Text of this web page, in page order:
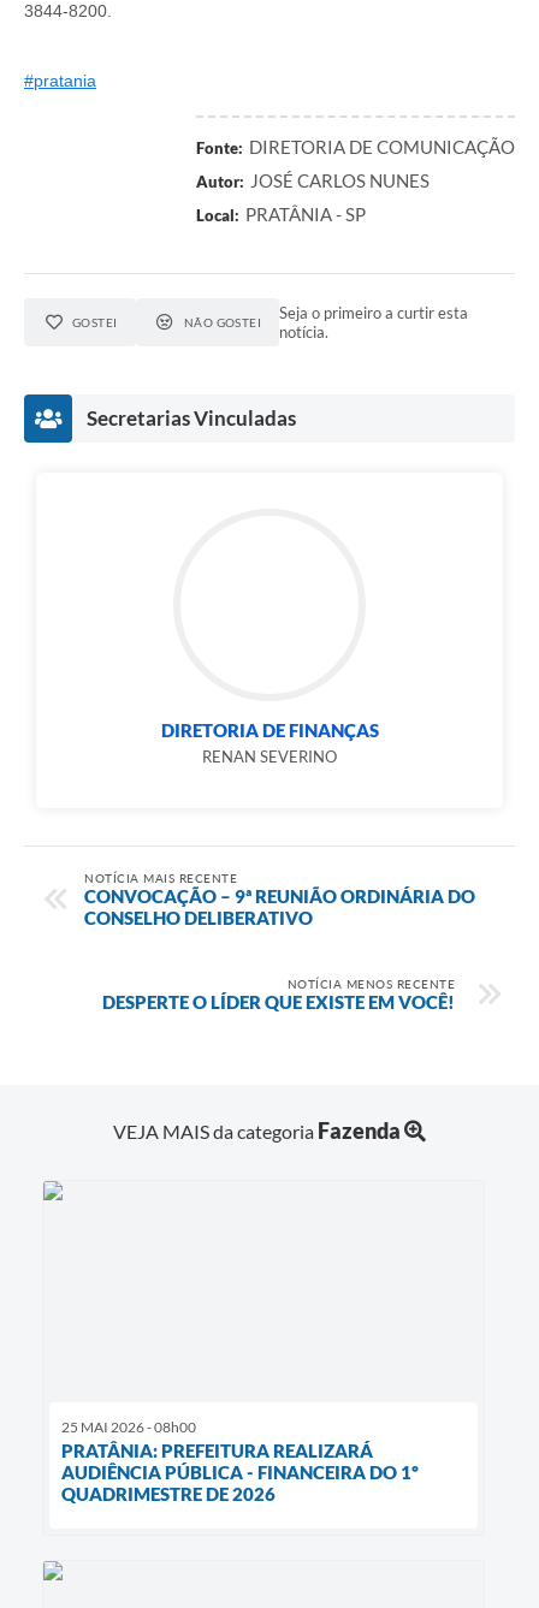
3844-8200.
#pratania
Fonte: DIRETORIA DE COMUNICAÇÃO
Autor: JOSÉ CARLOS NUNES
Local: PRATÂNIA - SP
GOSTEI NÃO GOSTEI
Seja o primeiro a curtir esta
notícia.
Secretarias Vinculadas
DIRETORIA DE FINANÇAS
RENAN SEVERINO
NOTÍCIA MAIS RECENTE
CONVOCAÇÃO – 9ª REUNIÃO ORDINÁRIA DO
CONSELHO DELIBERATIVO
NOTÍCIA MENOS RECENTE
DESPERTE O LÍDER QUE EXISTE EM VOCÊ!
VEJA MAIS da categoria Fazenda
25 MAI 2026 - 08h00
PRATÂNIA: PREFEITURA REALIZARÁ
AUDIÊNCIA PÚBLICA - FINANCEIRA DO 1º
QUADRIMESTRE DE 2026